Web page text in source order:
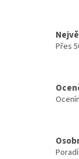
Přes